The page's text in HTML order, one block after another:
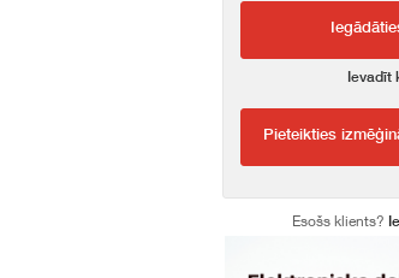
Ievadīt
Pieteikties
Esošs klients?